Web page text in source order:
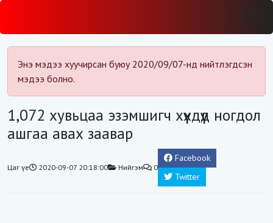
Энэ мэдээ хуучирсан буюу 2020/09/07-нд нийтлэгдсэн
мэдээ болно.
1,072 хувьцаа эзэмшигч хүүхдүүд ногдол
ашгаа авах заавар
Цаг үе 2020-09-07 20:18:00 Нийгэм 0
Facebook
Twitter